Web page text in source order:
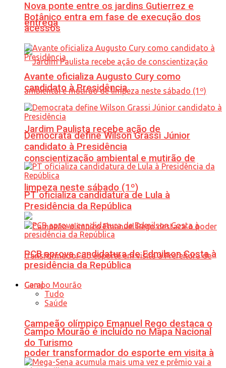
entrega
Jardim Paulista recebe ação de
conscientização ambiental e mutirão de
limpeza neste sábado (1º)
Campeão olímpico Emanuel Rego destaca o
poder transformador do esporte em visita à
Nova ponte entre os jardins Gutierrez e
Botânico entra em fase de execução dos
acessos
Avante oficializa Augusto Cury como
candidato à Presidência
Democrata define Wilson Grassi Júnior
candidato à Presidência
PT oficializa candidatura de Lula à
Presidência da República
PCB aprova candidatura de Edmilson Costa à
presidência da República
Geral
Tudo
Saúde
Campo Mourão é incluído no Mapa Nacional
do Turismo